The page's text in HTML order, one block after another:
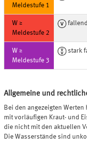
Meldestufe 1
W ≥
Meldestufe 2
fallend
W ≥
Meldestufe 3
stark
Allgemeine und
Bei den angezeigten
mit vorläufigen Kraut- und
die nicht mit den aktuellen
Die Wasserstände sind